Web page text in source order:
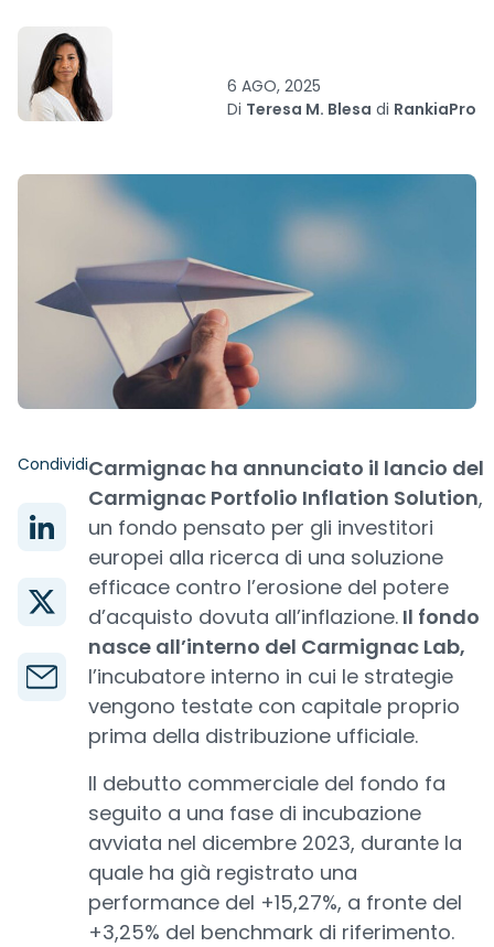
6 AGO, 2025
Di Teresa M. Blesa di RankiaPro
CondividiCarmignac ha annunciato il lancio del
Carmignac Portfolio Inflation Solution,
un fondo pensato per gli investitori
europei alla ricerca di una soluzione
efficace contro l’erosione del potere
d’acquisto dovuta all’inflazione. Il fondo
nasce all’interno del Carmignac Lab,
l’incubatore interno in cui le strategie
vengono testate con capitale proprio
prima della distribuzione ufficiale.
Il debutto commerciale del fondo fa
seguito a una fase di incubazione
avviata nel dicembre 2023, durante la
quale ha già registrato una
performance del +15,27%, a fronte del
+3,25% del benchmark di riferimento.